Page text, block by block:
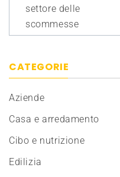
settore delle
scommesse
CATEGORIE
Aziende
Casa e arredamento
Cibo e nutrizione
Edilizia